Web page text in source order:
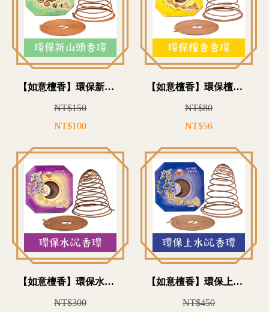
【如意檀香】環保新山頭香環 環香 24小時 環香 敬神 敬祖 香火綿延 買10送1
NT$150
NT$100
【如意檀香】環保檀香香環 環香 24小時 環香 香火綿延
NT$80
NT$56
【如意檀香】環保水沉香環 環香 24小時 環香 敬神 敬祖 香火綿延 買10送1
NT$300
【如意檀香】環保上水沉香環 環香 24小時 環香 香火綿延
NT$450